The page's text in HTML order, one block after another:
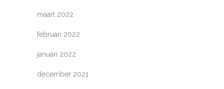
maart 2022
februari 2022
januari 2022
december 2021